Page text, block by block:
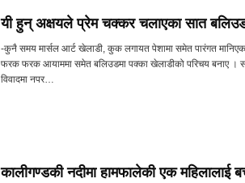
यी हुन् अक्षयले प्रेम चक्कर चलाएका सात
-कुनै समय मार्सल आर्ट खेलाडी, कुक लगायत पेशामा समेत पारंगत
फरक फरक आयाममा समेत बलिउडमा पक्का खेलाडीको परिचय बनाए ।
विवादमा नपर…
कालीगण्डकी नदीमा हामफालेकी एक महिलालाई